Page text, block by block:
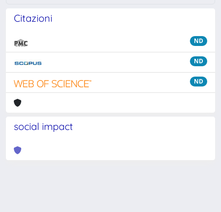
Citazioni
ND
ND
ND
social impact